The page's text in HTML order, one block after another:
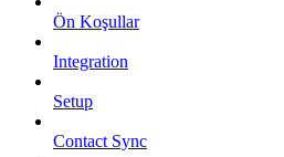
Ön Koşullar
Integration
Setup
Contact Sync